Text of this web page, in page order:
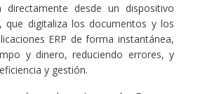
desde un dispositivo
que digitaliza los documentos y los
ERP de forma instantánea,
y dinero, reduciendo errores, y
y gestión.